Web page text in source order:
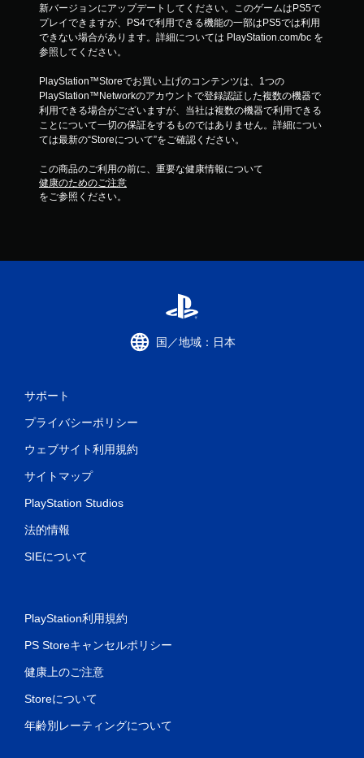
新バージョンにアップデートしてください。このゲームはPS5で
プレイできますが、PS4で利用できる機能の一部はPS5では利用
できない場合があります。詳細については PlayStation.com/bc を
参照してください。
PlayStation™Storeでお買い上げのコンテンツは、1つの
PlayStation™Networkのアカウントで登録認証した複数の機器で
利用できる場合がございますが、当社は複数の機器で利用できる
ことについて一切の保証をするものではありません。詳細につい
ては最新の“Storeについて”をご確認ください。
この商品のご利用の前に、重要な健康情報について
健康のためのご注意
をご参照ください。
国／地域：日本
サポート
プライバシーポリシー
ウェブサイト利用規約
サイトマップ
PlayStation Studios
法的情報
SIEについて
PlayStation利用規約
PS Storeキャンセルポリシー
健康上のご注意
Storeについて
年齢別レーティングについて